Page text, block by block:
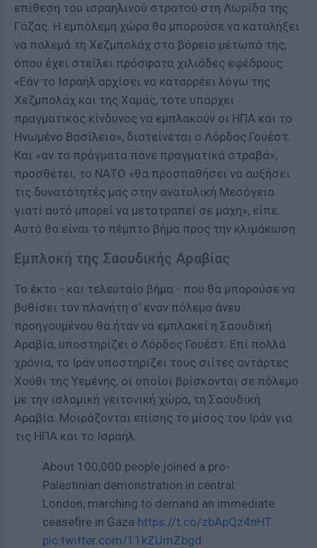
επίθεση του ισραηλινού στρατού στη Λωρίδα της
Γάζας. Η εμπόλεμη χώρα θα μπορούσε να καταλήξει
να πολεμά τη Χεζμπολάχ στο βόρειο μέτωπό της,
όπου έχει στείλει πρόσφατα χιλιάδες εφέδρους.
«Εάν το Ισραήλ αρχίσει να καταρρέει λόγω της
Χεζμπολάχ και της Χαμάς, τότε υπάρχει
πραγματικός κίνδυνος να εμπλακούν οι ΗΠΑ και το
Ηνωμένο Βασίλειο», διατείνεται ο Λόρδος Γουέστ.
Και «αν τα πράγματα πάνε πραγματικά στραβά»,
προσθέτει, το ΝΑΤΟ «θα προσπαθήσει να αυξήσει
τις δυνατότητές μας στην ανατολική Μεσόγειο
γιατί αυτό μπορεί να μετατραπεί σε μάχη», είπε.
Αυτό θα είναι το πέμπτο βήμα προς την κλιμάκωση.
Εμπλοκή της Σαουδικής Αραβίας
Το έκτο - και τελευταίο βήμα - που θα μπορούσε να
βυθίσει τον πλανήτη σ' εναν πόλεμο άνευ
προηγουμένου θα ήταν να εμπλακεί η Σαουδική
Αραβία, υποστηρίζει ο Λόρδος Γουέστ. Επί πολλά
χρόνια, το Ιράν υποστηρίζει τους σιίτες αντάρτες
Χούθι της Υεμένης, οι οποίοι βρίσκονται σε πόλεμο
με την ισλαμική γειτονική χώρα, τη Σαουδική
Αραβία. Μοιράζονται επίσης το μίσος του Ιράν για
τις ΗΠΑ και το Ισραήλ.
About 100,000 people joined a pro-
Palestinian demonstration in central
London, marching to demand an immediate
ceasefire in Gaza https://t.co/zbApQz4nHT
pic.twitter.com/11kZUmZbgd